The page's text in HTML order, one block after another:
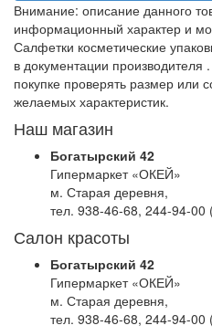
Внимание: описание данного
информационный характер и
Салфетки косметические
в документации
покупке проверять размер или
желаемых характеристик.
Наш магазин
Богатырский 42
Гипермаркет «ОКЕЙ»
м. Старая деревня,
тел. 938-46-68, 244-94-
Салон красоты
Богатырский 42
Гипермаркет «ОКЕЙ»
м. Старая деревня,
тел. 938-46-68, 244-94-